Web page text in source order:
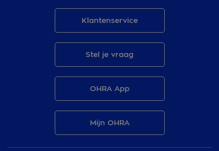
Klantenservice
Stel je vraag
OHRA App
Mijn OHRA